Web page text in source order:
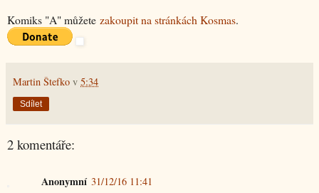
Komiks "A" můžete zakoupit na stránkách Kosmas.
Martin Štefko v 5:34
Sdílet
2 komentáře:
Anonymní 31/12/16 11:41